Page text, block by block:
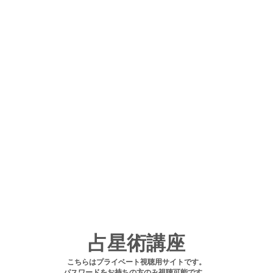
占星術講座
こちらはプライベート視聴用サイトです。